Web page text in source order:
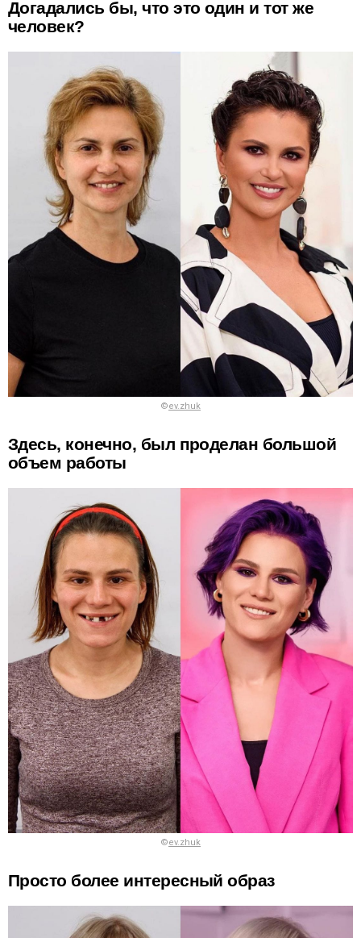
Догадались бы, что это один и тот же
человек?
©ev.zhuk
Здесь, конечно, был проделан большой
объем работы
©ev.zhuk
Просто более интересный образ